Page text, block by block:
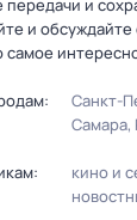
и
и
самое
Санкт-
Самара
кино и